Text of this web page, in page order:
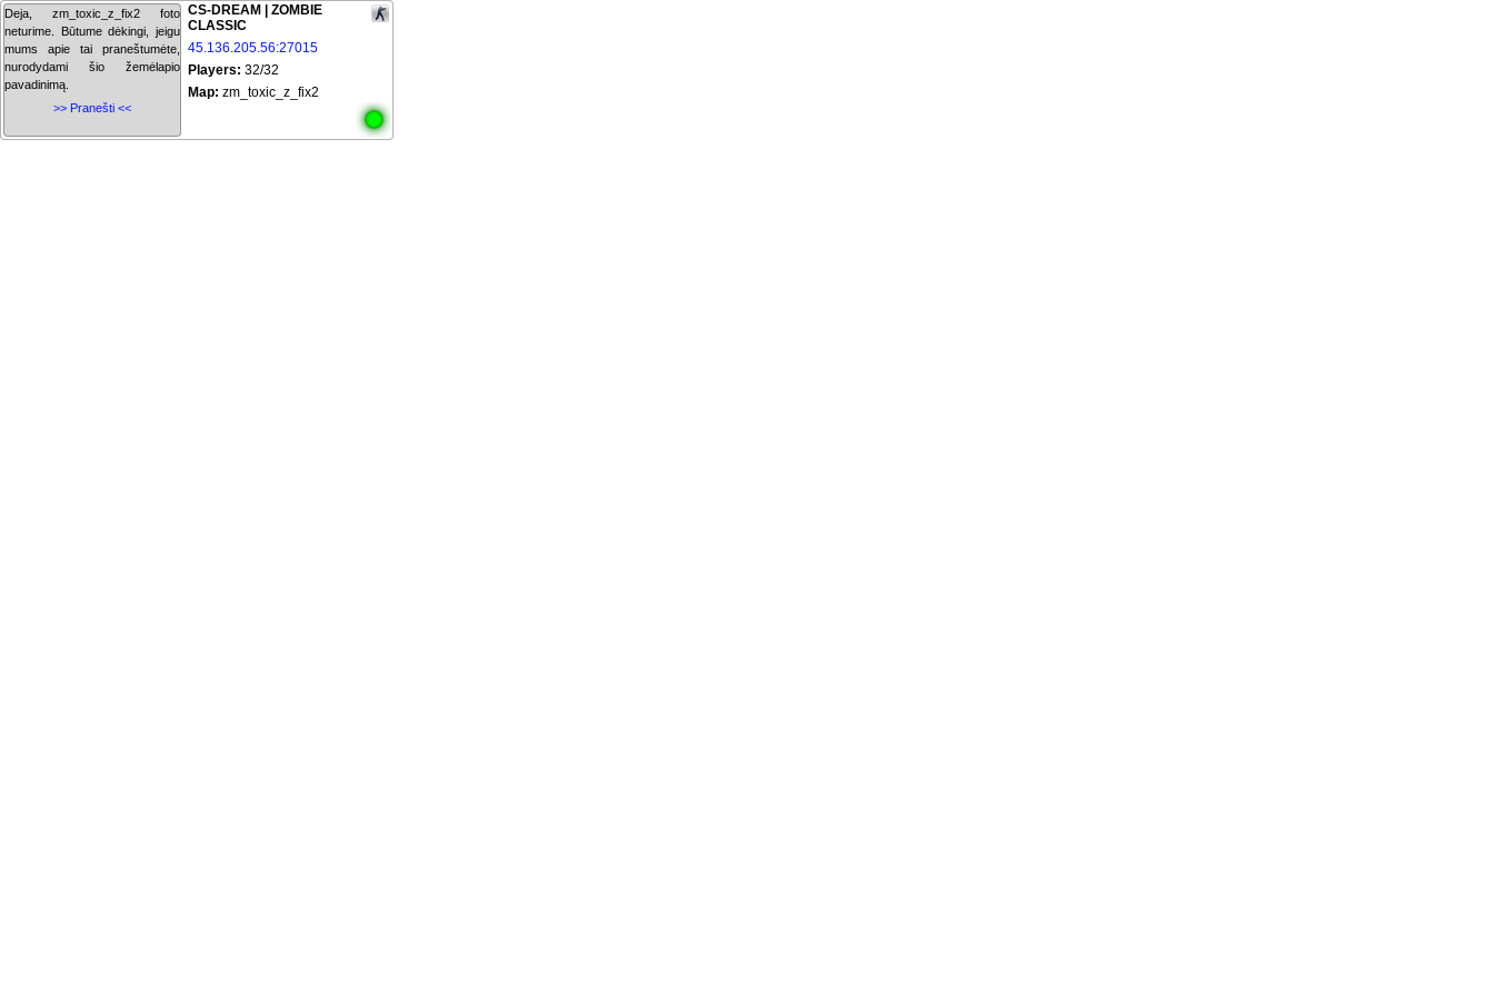
Deja, zm_toxic_z_fix2 foto
neturime. Būtume dėkingi, jeigu
mums apie tai praneštumėte,
nurodydami šio žemėlapio
pavadinimą.
>> Pranešti <<
CS-DREAM | ZOMBIE
CLASSIC
45.136.205.56:27015
Players: 32/32
Map: zm_toxic_z_fix2